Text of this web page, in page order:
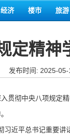
经济 楼市 旅游
定精
发布时间: 2025-05-
贯彻中央八项规定
近平总书记重要讲